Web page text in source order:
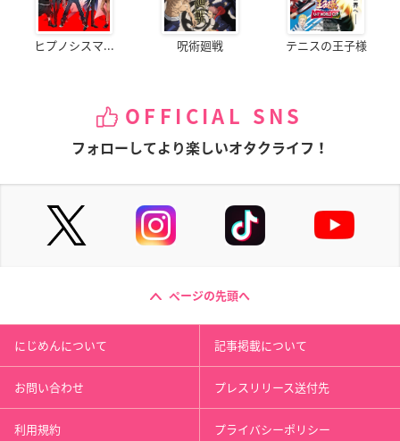
ヒプノシスマ... 呪術廻戦 テニスの王子様
OFFICIAL SNS
フォローしてより楽しいオタクライフ！
ページの先頭へ
にじめんについて 記事掲載について
お問い合わせ プレスリリース送付先
利用規約 プライバシーポリシー